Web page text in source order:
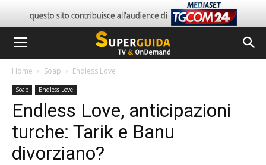
Home Soap Endless Love
Soap Endless Love
Endless Love, anticipazioni
turche: Tarik e Banu
divorziano?